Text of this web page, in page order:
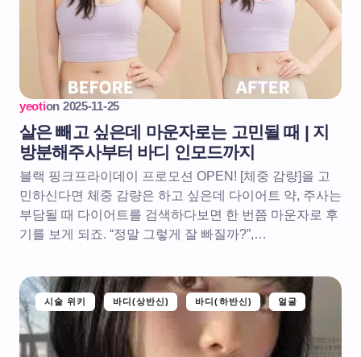
yeotion 2025-11-25
살은 빼고 싶은데 마운자로는 고민될 때 | 지
방분해주사부터 바디 인모드까지
블랙 핑크프라이데이 프로모션 OPEN! [체중 감량]을 고
민하신다면 체중 감량은 하고 싶은데 다이어트 약, 주사는
부담될 때 다이어트를 검색하다보면 한 번쯤 마운자로 후
기를 보게 되죠. “정말 그렇게 잘 빠질까?”,…
시술 위키 바디(상반신) 바디(하반신) 얼굴